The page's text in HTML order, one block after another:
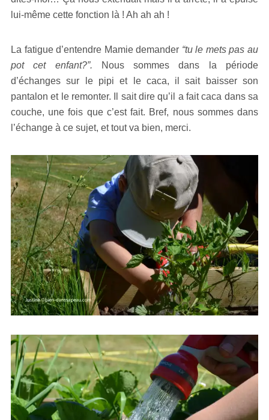
lui-même cette fonction là ! Ah ah ah !
La fatigue d’entendre Mamie demander “tu le mets pas au
pot cet enfant?”.
Nous sommes dans la période
d’échanges sur le pipi et le caca, il sait baisser son
pantalon et le remonter. Il sait dire qu’il a fait caca dans sa
couche, une fois que c’est fait. Bref, nous sommes dans
l’échange à ce sujet, et tout va bien, merci.